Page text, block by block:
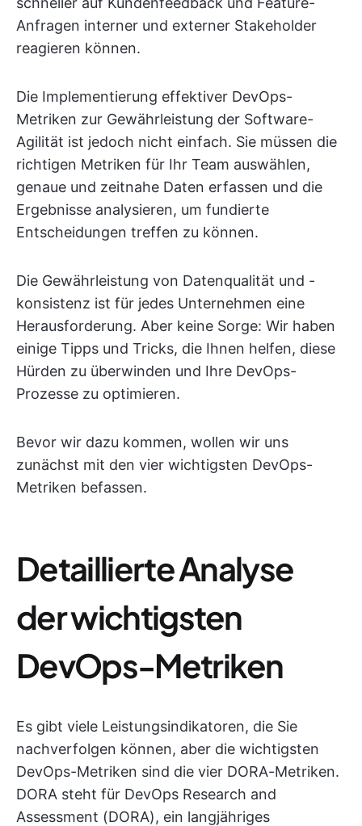
Anfragen interner und externer Stakeholder
reagieren können.
Die Implementierung effektiver DevOps-
Metriken zur Gewährleistung der Software-
Agilität ist jedoch nicht einfach. Sie müssen die
richtigen Metriken für Ihr Team auswählen,
genaue und zeitnahe Daten erfassen und die
Ergebnisse analysieren, um fundierte
Entscheidungen treffen zu können.
Die Gewährleistung von Datenqualität und -
konsistenz ist für jedes Unternehmen eine
Herausforderung. Aber keine Sorge: Wir haben
einige Tipps und Tricks, die Ihnen helfen, diese
Hürden zu überwinden und Ihre DevOps-
Prozesse zu optimieren.
Bevor wir dazu kommen, wollen wir uns
zunächst mit den vier wichtigsten DevOps-
Metriken befassen.
Detaillierte Analyse
der wichtigsten
DevOps-Metriken
Es gibt viele Leistungsindikatoren, die Sie
nachverfolgen können, aber die wichtigsten
DevOps-Metriken sind die vier DORA-Metriken.
DORA steht für DevOps Research and
Assessment (DORA), ein langjähriges